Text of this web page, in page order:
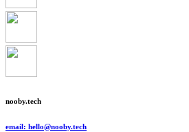
nooby.tech
email: hello@nooby.tech